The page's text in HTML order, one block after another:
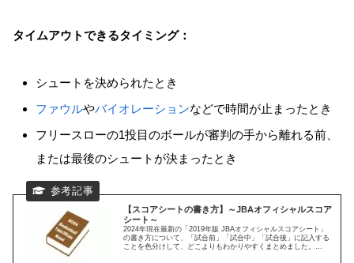
タイムアウトできるタイミング：
シュートを決められたとき
ファウルやバイオレーションなどで時間が止まったとき
フリースローの1投目のボールが審判の手から離れる前、
または最後のシュートが決まったとき
【スコアシートの書き方】～JBAオフィシャルスコア
シート～
2024年現在最新の「2019年版 JBAオフィシャルスコアシート」
の書き方について、「試合前」「試合中」「試合後」に記入する
ことを色分けして、どこよりもわかりやすくまとめました。